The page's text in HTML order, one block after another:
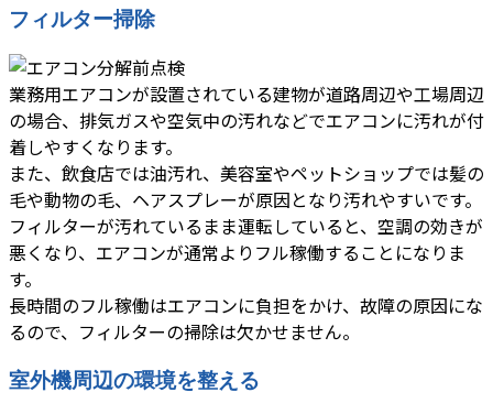
フィルター掃除
業務用エアコンが設置されている建物が道路周辺や工場周辺
の場合、排気ガスや空気中の汚れなどでエアコンに汚れが付
着しやすくなります。
また、飲食店では油汚れ、美容室やペットショップでは髪の
毛や動物の毛、ヘアスプレーが原因となり汚れやすいです。
フィルターが汚れているまま運転していると、空調の効きが
悪くなり、エアコンが通常よりフル稼働することになりま
す。
長時間のフル稼働はエアコンに負担をかけ、故障の原因にな
るので、フィルターの掃除は欠かせません。
室外機周辺の環境を整える